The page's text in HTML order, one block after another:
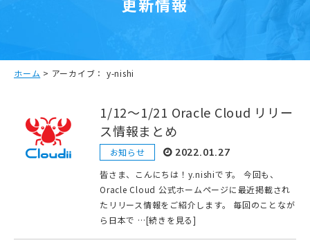
ホーム > アーカイブ： y-nishi
1/12〜1/21 Oracle Cloud リリー
ス情報まとめ
お知らせ 2022.01.27
皆さま、こんにちは！y.nishiです。 今回も、
Oracle Cloud 公式ホームページに最近掲載され
たリリース情報をご紹介します。 毎回のことなが
ら日本で …[続きを見る]